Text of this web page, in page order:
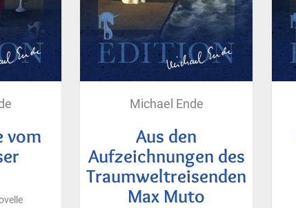
vom
Michael Ende
Aus den
Aufzeichnungen des
Traumweltreisenden
Max Muto